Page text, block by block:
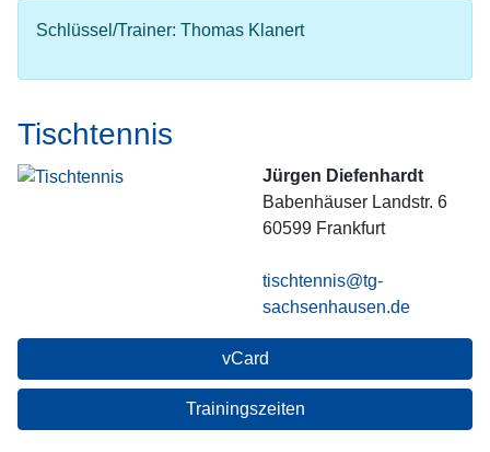
Schlüssel/Trainer: Thomas Klanert
Tischtennis
Jürgen Diefenhardt
Babenhäuser Landstr. 6
60599 Frankfurt
tischtennis@tg-
sachsenhausen.de
vCard
Trainingszeiten